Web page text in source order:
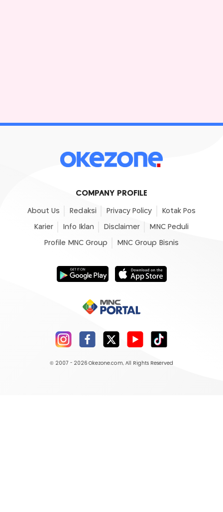
COMPANY PROFILE
About Us Redaksi Privacy Policy Kotak Pos
Karier Info Iklan Disclaimer MNC Peduli
Profile MNC Group MNC Group Bisnis
© 2007 - 2026 Okezone.com, All Rights Reserved